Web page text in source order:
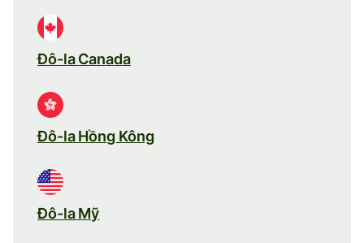
Đô-la Canada
Đô-la Hồng Kông
Đô-la Mỹ